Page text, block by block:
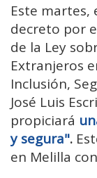
Este martes,
decreto por
de la Ley
Extranjeros
Inclusión,
José Luis
propiciará
y segura".
en Melilla